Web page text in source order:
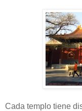
Cada templo tiene